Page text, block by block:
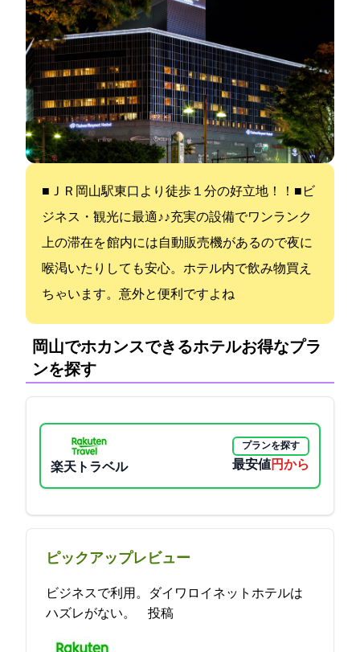
■ＪＲ岡山駅東口より徒歩１分の好立地！！■ビ
ジネス・観光に最適♪♪充実の設備でワンランク
上の滞在を 館内には自動販売機があるので夜に
喉渇いたりしても安心。ホテル内で飲み物買え
ちゃいます。意外と便利ですよね
岡山でホカンスできるホテル:お得なプラ
ンを探す
楽天トラベル
プランを探す
最安値3700円から
ピックアップレビュー
ビジネスで利用。ダイワロイネットホテルは
ハズレがない。 2021-12-17 18:09:24投稿